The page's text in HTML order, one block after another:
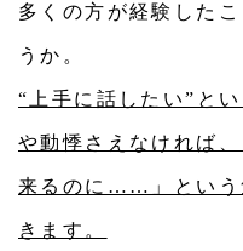
多くの方が経験した
うか。
“上手に話したい”と
や動悸さえなければ
来るのに……」という
きます。